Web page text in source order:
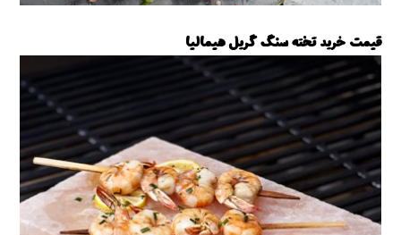
قیمت خرید تخته سنگ گریل هیمالیا
خرید تخته سنگ گریل